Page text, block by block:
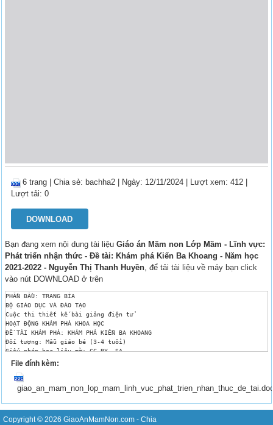
6 trang |Chia sẻ: bachha2 | Ngày: 12/11/2024 | Lượt xem: 412
Lượt tải: 0
DOWNLOAD
Bạn đang xem nội dung tài liệuGiáo án Mầm non Lớp Mầm - Lĩnh vực:
Phát triển nhận thức - Đề tài: Khám phá Kiến Ba Khoang - Năm học
2021-2022 - Nguyễn Thị Thanh Huyền, để tải tài liệu về máy bạn click
vào nút DOWNLOAD ở trên
PHẦN ĐẦU: TRANG BÌA
BỘ GIÁO DỤC VÀ ĐÀO TẠO
Cuộc thi thiết kế bài giảng điện tử
HOẠT ĐỘNG KHÁM PHÁ KHOA HỌC
ĐỀ TÀI KHÁM PHÁ: KHÁM PHÁ KIẾN BA KHOANG
Đối tượng: Mẫu giáo bé (3-4 tuổi)
Giấy phép học liệu mở: CC BY- SA
Giáo viên: Nguyễn Thị Thanh Huyền
Đơn vị công tác: Trường Mầm non Thành Đông-Nam Từ Liêm-Hà Nội
Tháng 10/2021
Lĩnh vực: Phát triển nhận thức
File đính kèm:
Copyright © 2026 GiaoAnMamNon.com - Chia